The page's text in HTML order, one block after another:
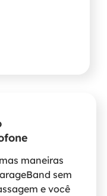
maneiras
sem
e você